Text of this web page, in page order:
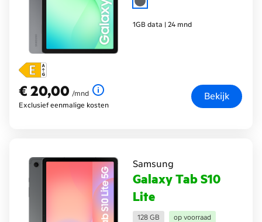
1GB data | 24 mnd
€ 20,00
€ 20,00
per maand
/mnd
Exclusief eenmalige kosten
Bekijk
Samsung
Galaxy Tab S10
Lite
128 GB op voorraad